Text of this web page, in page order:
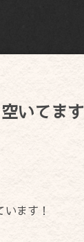
いてます
ます！